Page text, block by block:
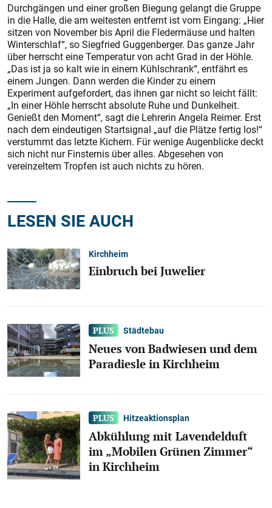
Durchgängen und einer großen Biegung gelangt die Gruppe
in die Halle, die am weitesten entfernt ist vom Eingang: „Hier
sitzen von November bis April die Fledermäuse und halten
Winterschlaf“, so Siegfried Guggenberger. Das ganze Jahr
über herrscht eine Temperatur von acht Grad in der Höhle.
„Das ist ja so kalt wie in einem Kühlschrank“, entfährt es
einem Jungen. Dann werden die Kinder zu einem
Experiment aufgefordert, das ihnen gar nicht so leicht fällt:
„In einer Höhle herrscht absolute Ruhe und Dunkelheit.
Genießt den Moment“, sagt die Lehrerin Angela Reimer. Erst
nach dem eindeutigen Startsignal „auf die Plätze fertig los!“
verstummt das letzte Kichern. Für wenige Augenblicke deckt
sich nicht nur Finsternis über alles. Abgesehen von
vereinzeltem Tropfen ist auch nichts zu hören.
LESEN SIE AUCH
Kirchheim
Einbruch bei Juwelier
Städtebau
Neues von Badwiesen und dem
Paradiesle in Kirchheim
Hitzeaktionsplan
Abkühlung mit Lavendelduft
im „Mobilen Grünen Zimmer“
in Kirchheim